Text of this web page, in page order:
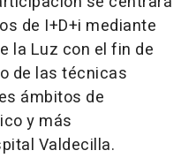
de I+D+i mediante
la Luz con el fin de
de las técnicas
ámbitos de
y más
Valdecilla.